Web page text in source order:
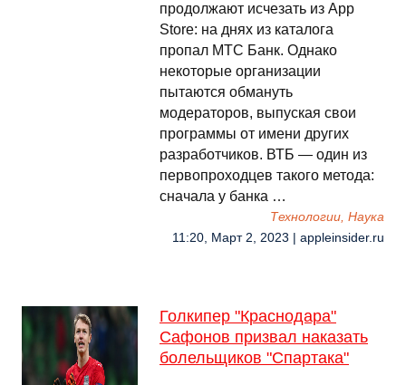
продолжают исчезать из App
Store: на днях из каталога
пропал МТС Банк. Однако
некоторые организации
пытаются обмануть
модераторов, выпуская свои
программы от имени других
разработчиков. ВТБ — один из
первопроходцев такого метода:
сначала у банка …
Технологии, Наука
11:20, Март 2, 2023 | appleinsider.ru
Голкипер "Краснодара"
Сафонов призвал наказать
болельщиков "Спартака"